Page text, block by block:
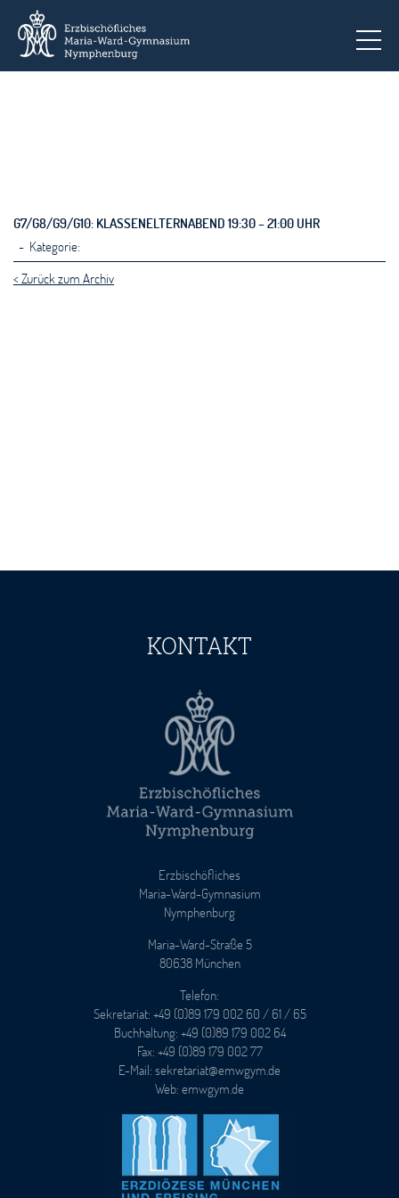
G7/G8/G9/G10: KLASSENELTERNABEND 19:30 – 21:00 UHR
- Kategorie:
< Zurück zum Archiv
KONTAKT
Erzbischöfliches
Maria-Ward-Gymnasium
Nymphenburg
Maria-Ward-Straße 5
80638 München
Telefon:
Sekretariat: +49 (0)89 179 002 60 / 61 / 65
Buchhaltung: +49 (0)89 179 002 64
Fax: +49 (0)89 179 002 77
E-Mail: sekretariat@emwgym.de
Web: emwgym.de